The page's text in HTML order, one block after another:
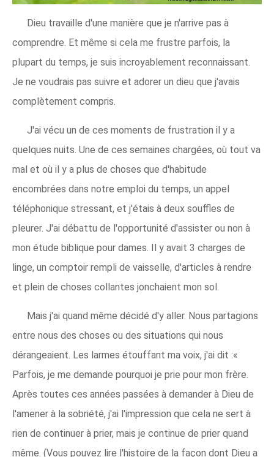
Dieu travaille d'une manière que je n'arrive pas à
comprendre. Et même si cela me frustre parfois, la
plupart du temps, je suis incroyablement reconnaissant.
Je ne voudrais pas suivre et adorer un dieu que j'avais
complètement compris.
J'ai vécu un de ces moments de frustration il y a
quelques nuits. Une de ces semaines chargées, où tout va
mal et où il y a plus de choses que d'habitude
encombrées dans notre emploi du temps, un appel
téléphonique stressant, et j'étais à deux souffles de
pleurer. J'ai débattu de l'opportunité d'assister ou non à
mon étude biblique pour dames. Il y avait 3 charges de
linge, un comptoir rempli de vaisselle, d'articles à rendre
et plein de choses collantes jonchaient mon sol.
Mais j'ai quand même décidé d'y aller. Nous partagions
entre nous des choses ou des situations qui nous
dérangeaient. Les larmes étouffant ma voix, j'ai dit :«
Parfois, je me demande pourquoi je prie pour mon frère.
Après toutes ces années passées à demander à Dieu de
l'amener à la sobriété, j'ai l'impression que cela ne sert à
rien de continuer à prier, mais je continue de prier quand
même. (Vous pouvez lire l'histoire de la façon dont Dieu a